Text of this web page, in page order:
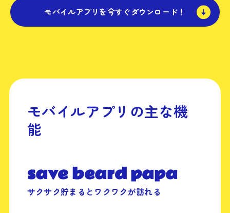
モバイルアプリを今すぐダウンロード！
モバイルアプリの主な機
能
save beard papa
サクサク貯まるとワクワクが訪れる